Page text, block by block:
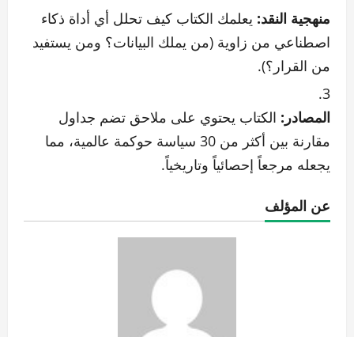
منهجية النقد: يعلمك الكتاب كيف تحلل أي أداة ذكاء
اصطناعي من زاوية (من يملك البيانات؟ ومن يستفيد
من القرار؟).
المصادر: الكتاب يحتوي على ملاحق تضم جداول
مقارنة بين أكثر من 30 سياسة حوكمة عالمية، مما
يجعله مرجعاً إحصائياً وتاريخياً.
عن المؤلف